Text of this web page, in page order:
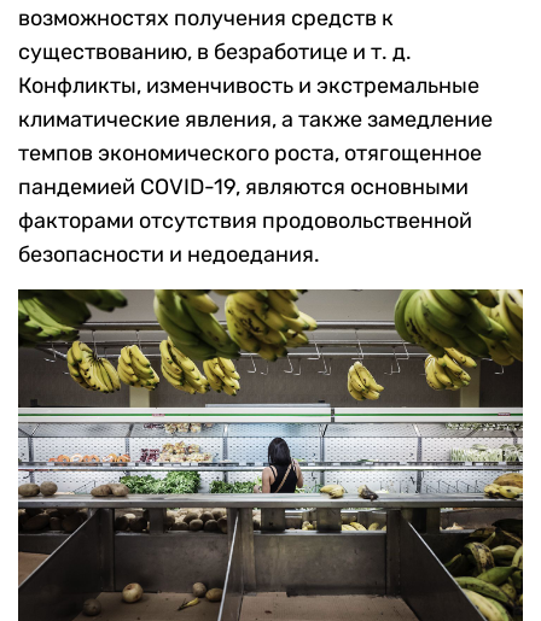
возможностях получения средств к
существованию, в безработице и т. д.
Конфликты, изменчивость и экстремальные
климатические явления, а также замедление
темпов экономического роста, отягощенное
пандемией COVID-19, являются основными
факторами отсутствия продовольственной
безопасности и недоедания.